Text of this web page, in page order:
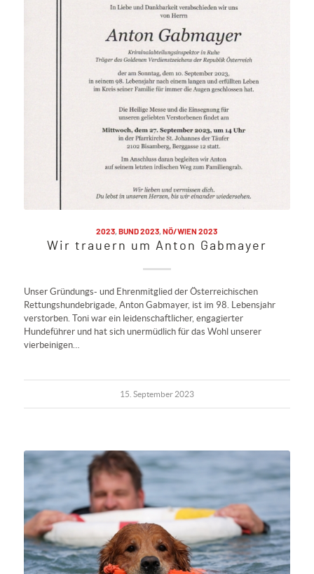
2023,BUND 2023,NÖ/WIEN 2023
Wir trauern um Anton Gabmayer
Unser Gründungs- und Ehrenmitglied der Österreichischen
Rettungshundebrigade, Anton Gabmayer, ist im 98. Lebensjahr
verstorben. Toni war ein leidenschaftlicher, engagierter
Hundeführer und hat sich unermüdlich für das Wohl unserer
vierbeinigen…
15. September 2023